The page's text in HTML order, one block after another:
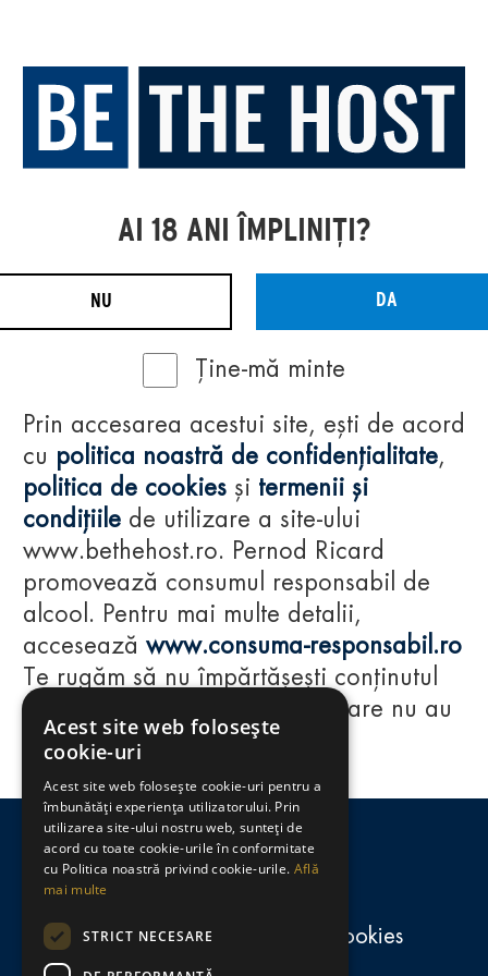
Regulamente
consumă-responsabil.ro
Politica de confidențialitate și cookies
AI 18 ANI ÎMPLINIȚI?
NU DA
Ține-mă minte
Prin accesarea acestui site, ești de acord
cu politica noastră de confidențialitate,
politica de cookies și termenii și
condițiile de utilizare a site-ului
www.bethehost.ro. Pernod Ricard
promovează consumul responsabil de
alcool. Pentru mai multe detalii,
accesează www.consuma-responsabil.ro
Te rugăm să nu împărtășești conținutul
acestui website cu persoane care nu au
împlinit vârsta de 18 ani.
Acest site web folosește
cookie-uri
Acest site web folosește cookie-uri pentru a
îmbunătăți experiența utilizatorului. Prin
utilizarea site-ului nostru web, sunteți de
acord cu toate cookie-urile în conformitate
cu Politica noastră privind cookie-urile. Află
mai multe
STRICT NECESARE